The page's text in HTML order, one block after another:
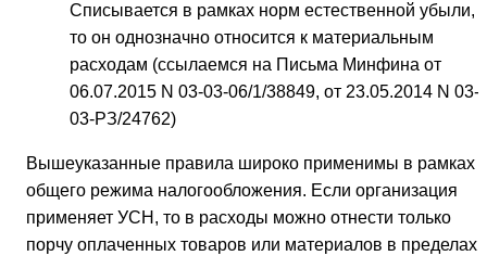
Списывается в рамках норм естественной убыли,
то он однозначно относится к материальным
расходам (ссылаемся на Письма Минфина от
06.07.2015 N 03-03-06/1/38849, от 23.05.2014 N 03-
03-РЗ/24762)
Вышеуказанные правила широко применимы в рамках
общего режима налогообложения. Если организация
применяет УСН, то в расходы можно отнести только
порчу оплаченных товаров или материалов в пределах